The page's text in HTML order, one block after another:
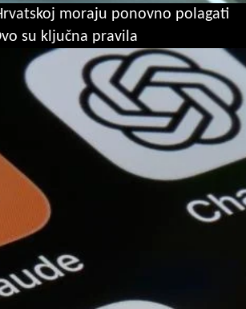
moraju ponovno polagati
su ključna pravila